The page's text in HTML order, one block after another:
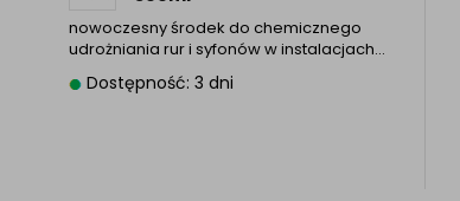
nowoczesny środek do chemicznego
udrożniania rur i syfonów w instalacjach…
Dostępność: 3 dni